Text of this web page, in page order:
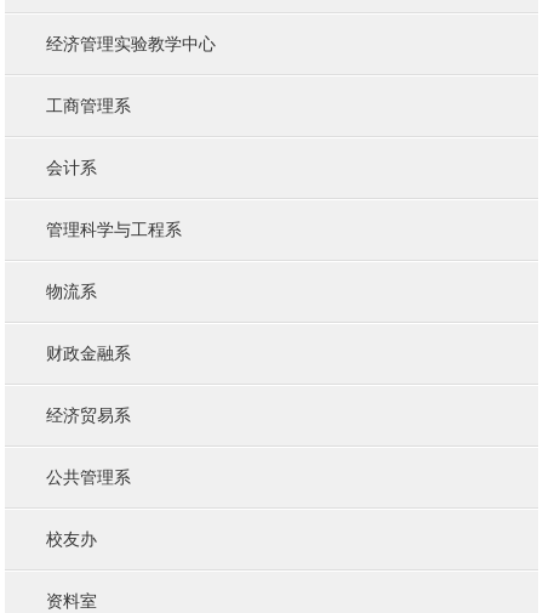
经济管理实验教学中心
工商管理系
会计系
管理科学与工程系
物流系
财政金融系
经济贸易系
公共管理系
校友办
资料室